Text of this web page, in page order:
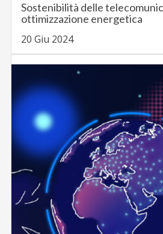
Sostenibilità delle
ottimizzazione energetica
20 Giu 2024